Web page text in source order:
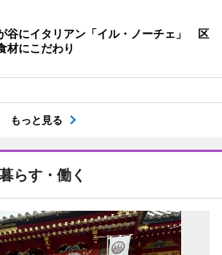
谷にイタリアン「イル・ノーチェ」 区
材にこだわり
もっと見る
暮らす・働く